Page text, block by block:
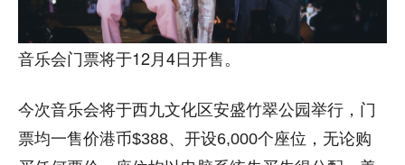
音乐会门票将于12月4日开售。
今次音乐会将于西九文化区安盛竹翠公园举行，门
票均一售价港币$388、开设6,000个座位，无论购